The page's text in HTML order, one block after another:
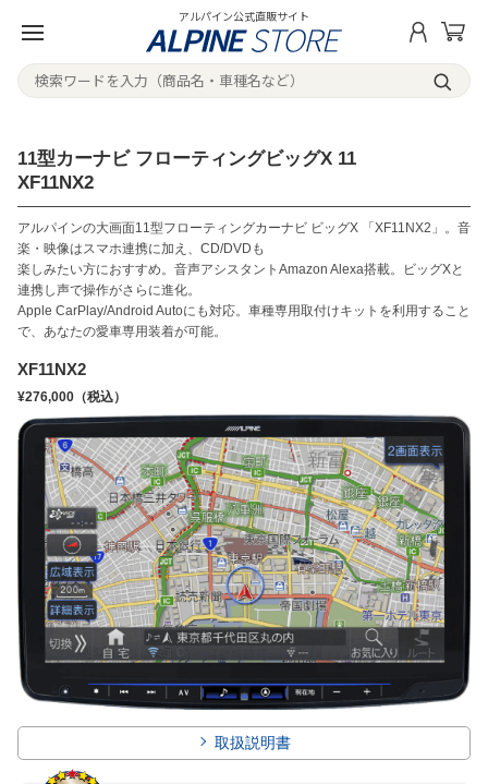
アルパイン公式直販サイト
11型カーナビ フローティングビッグX 11
XF11NX2
アルパインの大画面11型フローティングカーナビ ビッグX 「XF11NX2」。音
楽・映像はスマホ連携に加え、CD/DVDも
楽しみたい方におすすめ。音声アシスタントAmazon Alexa搭載。ビッグXと
連携し声で操作がさらに進化。
Apple CarPlay/Android Autoにも対応。車種専用取付けキットを利用すること
で、あなたの愛車専用装着が可能。
XF11NX2
¥276,000（税込）
取扱説明書